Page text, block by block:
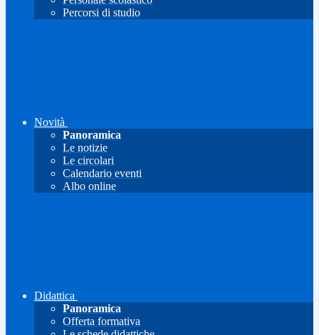
Percorsi di studio
Novità
Panoramica
Le notizie
Le circolari
Calendario eventi
Albo online
Didattica
Panoramica
Offerta formativa